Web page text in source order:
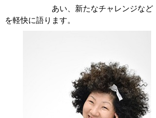
あい、新たなチャレンジなど
を軽快に語ります。